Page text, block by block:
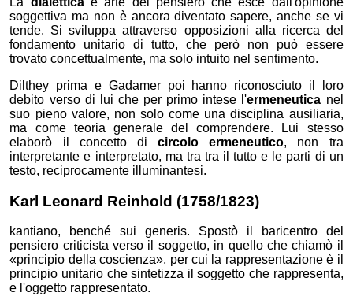
soggettiva ma non è ancora diventato sapere, anche se vi
tende. Si sviluppa attraverso opposizioni alla ricerca del
fondamento unitario di tutto, che però non può essere
trovato concettualmente, ma solo intuito nel sentimento.
Dilthey prima e Gadamer poi hanno riconosciuto il loro
debito verso di lui che per primo intese l'ermeneutica nel
suo pieno valore, non solo come una disciplina ausiliaria,
ma come teoria generale del comprendere. Lui stesso
elaborò il concetto dicircolo ermeneutico, non tra
interpretante e interpretato, ma tra tra il tutto e le parti di un
testo, reciprocamente illuminantesi.
Karl Leonard Reinhold (1758/1823)
kantiano, benché sui generis. Spostò il baricentro del
pensiero criticista verso il soggetto, in quello che chiamò il
principio della coscienza , per cui la rappresentazione è il
principio unitario che sintetizza il soggetto che rappresenta,
e l'oggetto rappresentato.